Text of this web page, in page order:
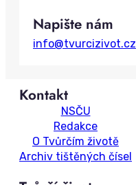
Napište nám
info@tvurcizivot.cz
Kontakt
NSČU
Redakce
O Tvůrčím životě
Archiv tištěných čísel